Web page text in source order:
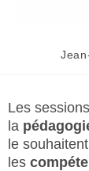
Les
la
le
les